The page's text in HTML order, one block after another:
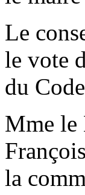
Le
le vote
du
Mme le
la